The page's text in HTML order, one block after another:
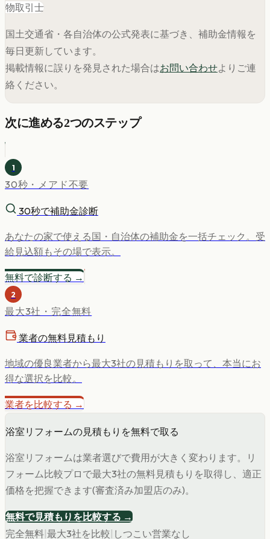
物取引士
国土交通省・各自治体の公式発表に基づき、補助金情報を
毎日更新しています。
掲載情報に誤りを発見された場合はお問い合わせよりご連
絡ください。
次に進める2つのステップ
1
30秒・メアド不要
30秒で補助金診断
あなたの家で使える国・自治体の補助金を一括チェック。受
給見込額もその場で表示。
無料で診断する →
2
最大3社・完全無料
業者の無料見積もり
地域の優良業者から最大3社の見積もりを取って、本当にお
得な選択を比較。
業者を比較する →
浴室リフォームの見積もりを無料で取る
浴室リフォームは業者選びで費用が大きく変わります。リ
フォーム比較プロで最大3社の無料見積もりを取得し、適正
価格を把握できます(審査済み加盟店のみ)。
無料で見積もりを比較する →
完全無料|最大3社を比較| しつこい営業なし